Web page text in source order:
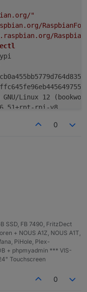
"
Linux 12
rpi-v8
0
OS. Dachte Wayland
SSD, FB 7490, FritzDect
+ NOUS A1Z, NOUS A1T,
PiHole, Plex-
+ phpmyadmin *** VIS-
Touchscreen
0